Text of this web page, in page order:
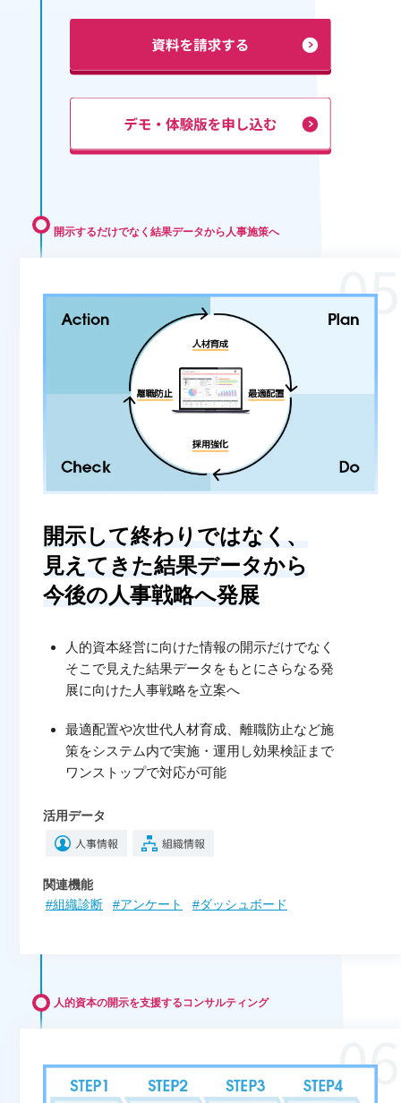
開示するだけでなく結果データから人事施策へ
開示して終わりではなく、
見えてきた結果データから
今後の人事戦略へ発展
人的資本経営に向けた情報の開示だけでなく
そこで見えた結果データをもとにさらなる発
展に向けた人事戦略を立案へ
最適配置や次世代人材育成、離職防止など施
策をシステム内で実施・運用し効果検証まで
ワンストップで対応が可能
活用データ
関連機能
#組織診断
#アンケート #ダッシュボード
人的資本の開示を支援するコンサルティング